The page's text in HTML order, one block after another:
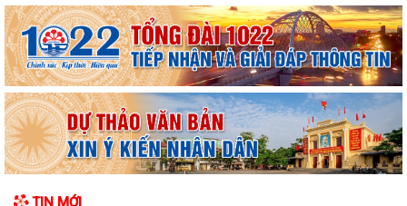
TIN MỚI
NGHỊ ĐỊNH SỐ 309/2026/NĐ-CP, ngày 05/8/2026 sửa đổi, bổ sung
một số điều của Nghị định số...
QUYẾT ĐỊNH SỐ 2917/QĐ-UBND, ngày 25/7/2026 của UBND thành
phố Ban hành Bộ tiêu chí thực hiện Đề án...
Chung kết Hội thi lực lượng tham gia bảo vệ an ninh, trật tự ở cơ sở giỏi
toàn quốc (lần thứ 1) năm...
dân thành phố Hải Phòng Quy định mức...